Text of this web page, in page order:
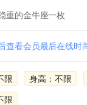
重的金牛座一枚
查看会员最后在线时
限 身高：不限
限